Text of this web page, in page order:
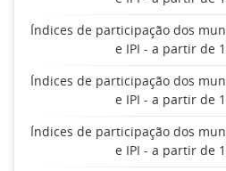
Índices de participação dos
e IPI - a partir de
Índices de participação dos
e IPI - a partir de
Índices de participação dos
e IPI - a partir de